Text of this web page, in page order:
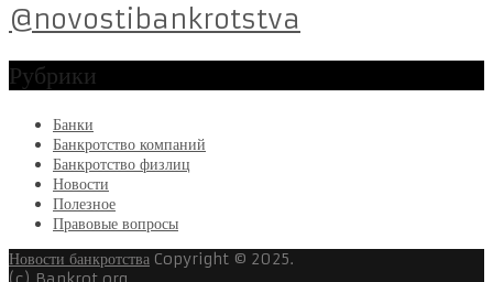
@novostibankrotstva
Рубрики
Банки
Банкротство компаний
Банкротство физлиц
Новости
Полезное
Правовые вопросы
Новости банкротства Copyright © 2025.